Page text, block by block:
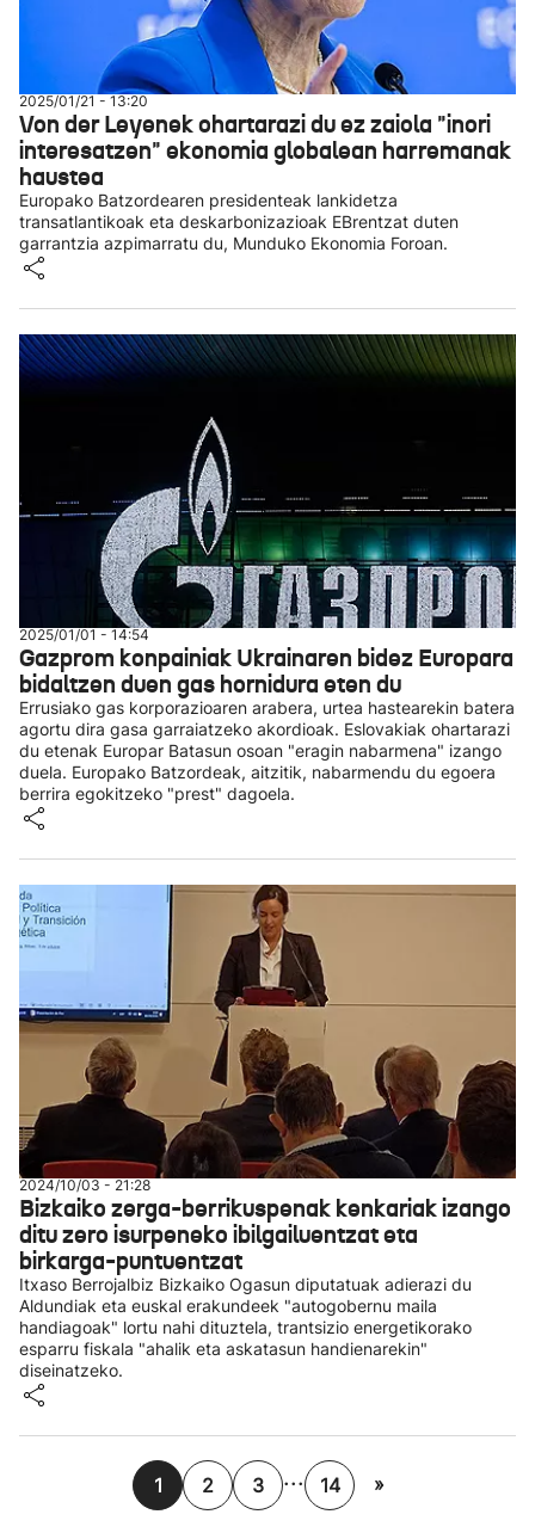
2025/01/21 - 13:20
Von der Leyenek ohartarazi du ez zaiola "inori
interesatzen" ekonomia globalean harremanak
haustea
Europako Batzordearen presidenteak lankidetza
transatlantikoak eta deskarbonizazioak EBrentzat duten
garrantzia azpimarratu du, Munduko Ekonomia Foroan.
2025/01/01 - 14:54
Gazprom konpainiak Ukrainaren bidez Europara
bidaltzen duen gas hornidura eten du
Errusiako gas korporazioaren arabera, urtea hastearekin batera
agortu dira gasa garraiatzeko akordioak. Eslovakiak ohartarazi
du etenak Europar Batasun osoan "eragin nabarmena" izango
duela. Europako Batzordeak, aitzitik, nabarmendu du egoera
berrira egokitzeko "prest" dagoela.
2024/10/03 - 21:28
Bizkaiko zerga-berrikuspenak kenkariak izango
ditu zero isurpeneko ibilgailuentzat eta
birkarga-puntuentzat
Itxaso Berrojalbiz Bizkaiko Ogasun diputatuak adierazi du
Aldundiak eta euskal erakundeek "autogobernu maila
handiagoak" lortu nahi dituztela, trantsizio energetikorako
esparru fiskala "ahalik eta askatasun handienarekin"
diseinatzeko.
1 2 3 ... 14 »